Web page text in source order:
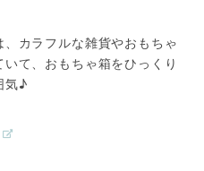
カラフルな雑貨やおもちゃ
て、おもちゃ箱をひっくり
気♪